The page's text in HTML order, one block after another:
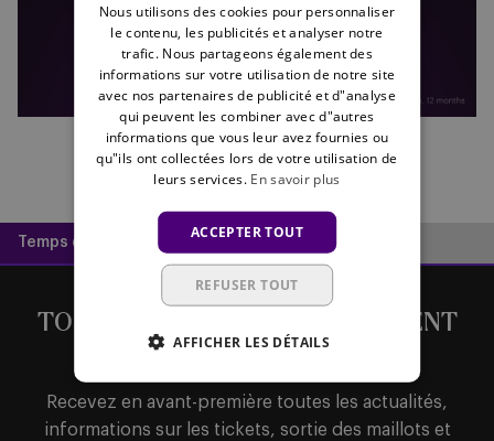
Temps de lecture :
TOUTE L’ACTUALITE DIRECTEMENT
DANS VOTRE BOÎTE MAIL
Recevez en avant-première toutes les actualités,
informations sur les tickets, sortie des maillots et
Nous utilisons des cookies pour personnaliser
le contenu, les publicités et analyser notre
trafic. Nous partageons également des
informations sur votre utilisation de notre site
avec nos partenaires de publicité et d"analyse
qui peuvent les combiner avec d"autres
informations que vous leur avez fournies ou
qu"ils ont collectées lors de votre utilisation de
leurs services. En savoir plus
ACCEPTER TOUT
REFUSER TOUT
AFFICHER LES DÉTAILS